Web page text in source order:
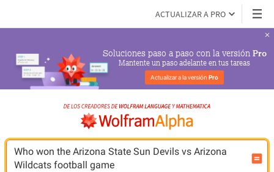
ACTUALIZAR A PRO
Soluciones paso a paso con la versión Pro
Mantente un paso adelante en tus tareas
Actualizar a la versión Pro
Who won the Arizona State Sun Devils vs Arizona
Wildcats football game